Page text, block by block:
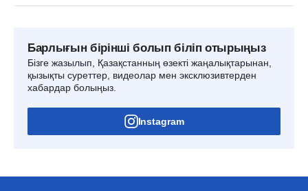
Барлығын бірінші болып біліп отырыңыз
Бізге жазылып, Қазақстанның өзекті жаңалықтарынан,
қызықты суреттер, видеолар мен эксклюзивтерден
хабардар болыңыз.
Instagram